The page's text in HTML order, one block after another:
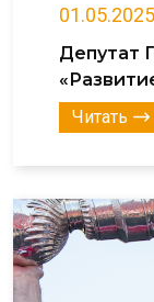
01.05.2025
Депутат
Читать